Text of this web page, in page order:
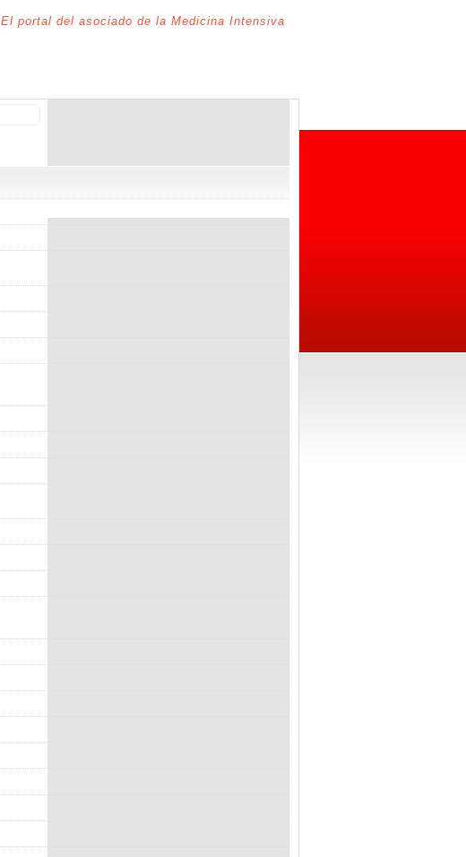
El portal del asociado de la Medicina Intensiva